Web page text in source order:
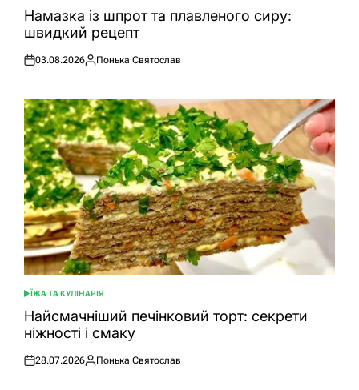
УНамазка із шпрот та плавленого сиру:
швидкий рецепт
Оприлюднено
03.08.2026
Опубліковано
Понька Святослав
ОПУБЛІКУВАТИ
У
ЇЖА ТА КУЛІНАРІЯ
Найсмачніший печінковий торт: секрети
ніжності і смаку
Оприлюднено
28.07.2026
Опубліковано
Понька Святослав